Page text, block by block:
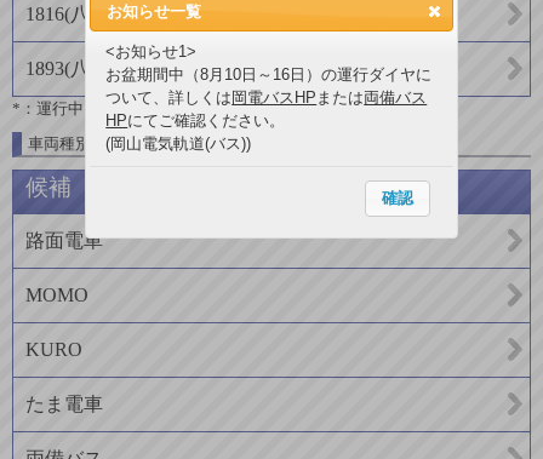
1816(八晃運輸)
1893(八晃運輸)
*：運行中
車両種別一覧
候補
路面電車
MOMO
KURO
たま電車
お知らせ一覧
<お知らせ1>
お盆期間中（8月10日～16日）の運行ダイヤに
ついて、詳しくは 岡電バスHP または両備バス
HPにてご確認ください。
(岡山電気軌道(バス))
確認